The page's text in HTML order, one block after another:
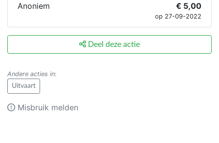
Anoniem € 5,00
op 27-09-2022
Deel deze actie
Andere acties in:
Uitvaart
Misbruik melden